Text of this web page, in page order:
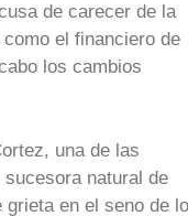
de carecer de la
el financiero de
los cambios
una de las
natural de
en el seno de